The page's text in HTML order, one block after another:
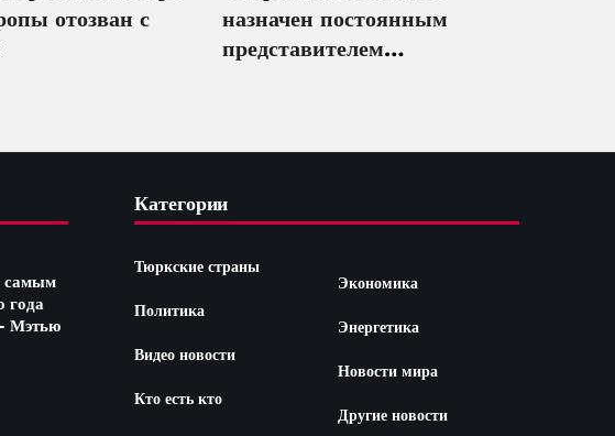
отозван с
назначен постоянным
представителем
самым
года
- Мэтью
Категории
Тюркские страны
Политика
Видео новости
Кто есть кто
Экономика
Энергетика
Новости мира
Другие новости